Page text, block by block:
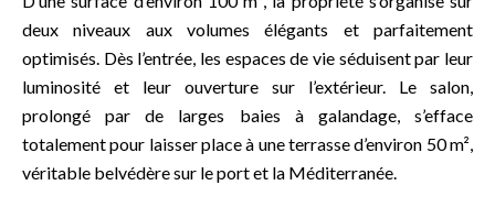
deux niveaux aux volumes élégants et parfaitement
optimisés. Dès l’entrée, les espaces de vie séduisent par leur
luminosité et leur ouverture sur l’extérieur. Le salon,
prolongé par de larges baies à galandage, s’efface
totalement pour laisser place à une terrasse d’environ 50 m²,
véritable belvédère sur le port et la Méditerranée.